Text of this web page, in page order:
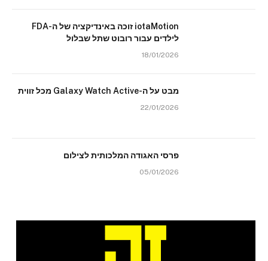
iotaMotion זוכה באינדיקציה של ה-FDA
לילדים עבור רובוט שתל שבלול
18/01/2026
מבט על ה-Galaxy Watch Active מכל זווית
22/01/2026
פרסי האגודה המלכותית לצילום
05/01/2026